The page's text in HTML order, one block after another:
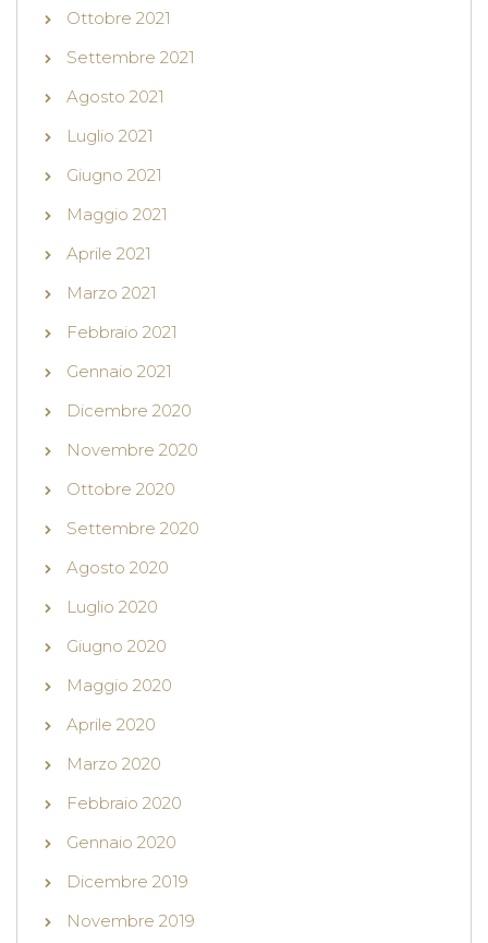
Ottobre 2021
Settembre 2021
Agosto 2021
Luglio 2021
Giugno 2021
Maggio 2021
Aprile 2021
Marzo 2021
Febbraio 2021
Gennaio 2021
Dicembre 2020
Novembre 2020
Ottobre 2020
Settembre 2020
Agosto 2020
Luglio 2020
Giugno 2020
Maggio 2020
Aprile 2020
Marzo 2020
Febbraio 2020
Gennaio 2020
Dicembre 2019
Novembre 2019